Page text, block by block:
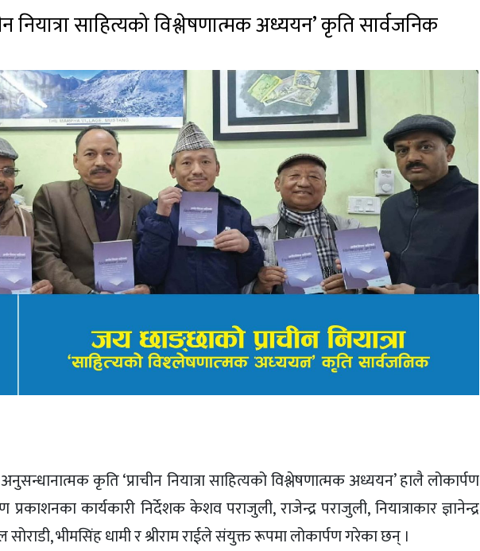
नियात्रा साहित्यको विश्लेषणात्मक अध्ययन’ कृति सार्वजनिक
कृति ‘प्राचीन नियात्रा साहित्यको विश्लेषणात्मक अध्ययन’ हालै लोकार्पण
कार्यकारी निर्देशक केशव पराजुली, राजेन्द्र पराजुली, नियात्राकार ज्ञानेन्द्र
भीमसिंह धामी र श्रीराम राईले संयुक्त रूपमा लोकार्पण गरेका छन् ।